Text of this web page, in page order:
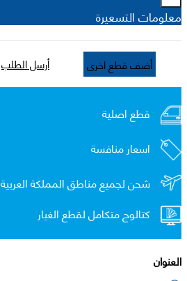
معلومات التسعيرة
أضف قطع اخرى أرسل الطلب
قطع اصلية
اسعار منافسة
شحن لجميع مناطق المملكة
كتالوج متكامل لقطع الغيار
العنوان